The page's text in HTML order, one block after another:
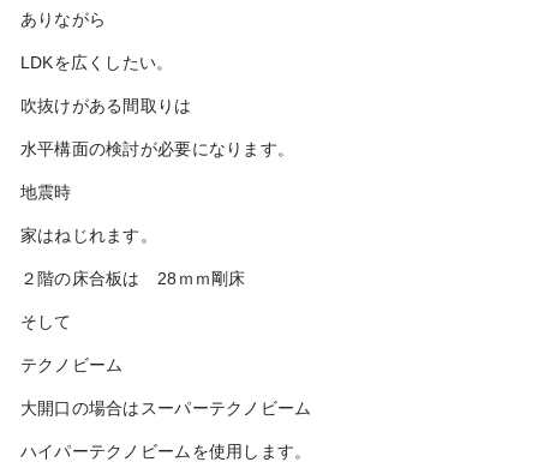
ありながら
LDKを広くしたい。
吹抜けがある間取りは
水平構面の検討が必要になります。
地震時
家はねじれます。
２階の床合板は 28ｍｍ剛床
そして
テクノビーム
大開口の場合はスーパーテクノビーム
ハイパーテクノビームを使用します。